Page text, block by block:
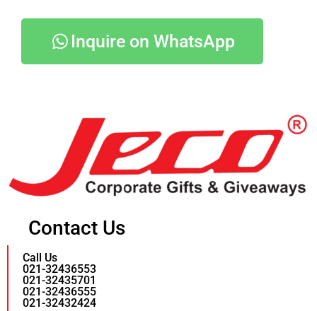
Inquire on WhatsApp
Contact Us
Call Us
021-32436553
021-32435701
021-32436555
021-32432424